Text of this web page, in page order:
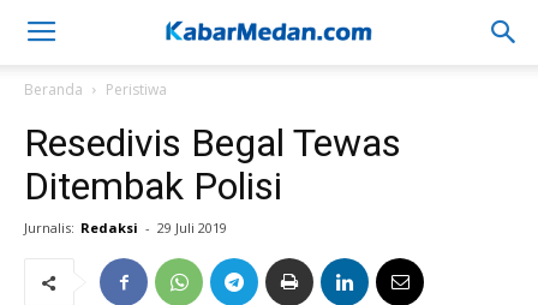
Beranda Peristiwa
Resedivis Begal Tewas
Ditembak Polisi
Jurnalis: Redaksi - 29 Juli 2019